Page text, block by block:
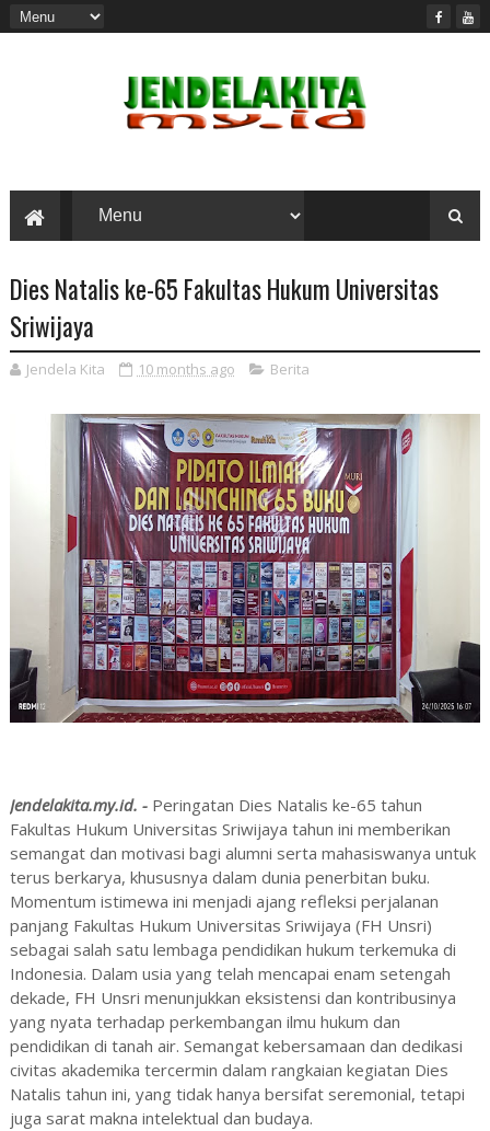
Dies Natalis ke-65 Fakultas Hukum Universitas
Sriwijaya
Jendela Kita 10 months ago Berita
Jendelakita.my.id. -Peringatan Dies Natalis ke-65 tahun
Fakultas Hukum Universitas Sriwijaya tahun ini memberikan
semangat dan motivasi bagi alumni serta mahasiswanya untuk
terus berkarya, khususnya dalam dunia penerbitan buku.
Momentum istimewa ini menjadi ajang refleksi perjalanan
panjang Fakultas Hukum Universitas Sriwijaya (FH Unsri)
sebagai salah satu lembaga pendidikan hukum terkemuka di
Indonesia. Dalam usia yang telah mencapai enam setengah
dekade, FH Unsri menunjukkan eksistensi dan kontribusinya
yang nyata terhadap perkembangan ilmu hukum dan
pendidikan di tanah air. Semangat kebersamaan dan dedikasi
civitas akademika tercermin dalam rangkaian kegiatan Dies
Natalis tahun ini, yang tidak hanya bersifat seremonial, tetapi
juga sarat makna intelektual dan budaya.